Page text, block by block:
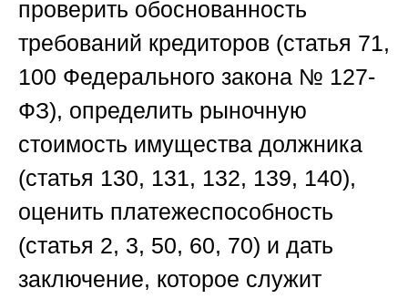
проверить обоснованность
требований кредиторов (статья 71,
100 Федерального закона № 127-
ФЗ), определить рыночную
стоимость имущества должника
(статья 130, 131, 132, 139, 140),
оценить платежеспособность
(статья 2, 3, 50, 60, 70) и дать
заключение, которое служит